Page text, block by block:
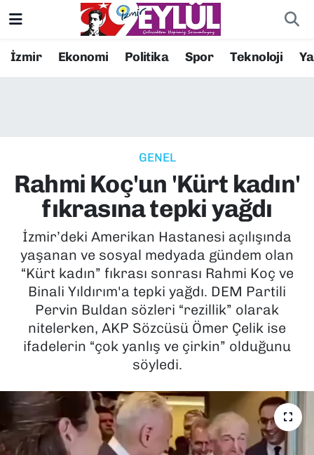
İzmir Ekonomi Politika Spor Teknoloji
GENEL
Rahmi Koç'un 'Kürt kadın'
fıkrasına tepki yağdı
İzmir’deki Amerikan Hastanesi açılışında
yaşanan ve sosyal medyada gündem olan
“Kürt kadın” fıkrası sonrası Rahmi Koç ve
Binali Yıldırım'a tepki yağdı. DEM Partili
Pervin Buldan sözleri “rezillik” olarak
nitelerken, AKP Sözcüsü Ömer Çelik ise
ifadelerin “çok yanlış ve çirkin” olduğunu
söyledi.
Resmi İlanlar
EKONOMİ
KÜLTÜR SANAT
MAGAZİN
POLİTİKA
SAĞLIK
TEKNOLOJİ
YAŞAM
Konak Nöbetçi Eczaneler
Süper Lig Puan Durumu ve Fikstür
Tüm Manşetler
Son Dakika Haberleri
Haber Arşivi